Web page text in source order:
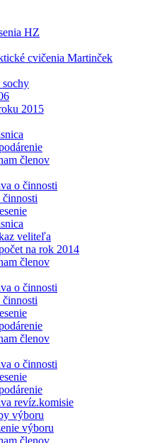
HZ
cvičenia Martinček
sochy
2015
členov
o činnosti
činnosti
veliteľa
na rok 2014
členov
o činnosti
činnosti
členov
o činnosti
revíz.komisie
výboru
výboru
členov